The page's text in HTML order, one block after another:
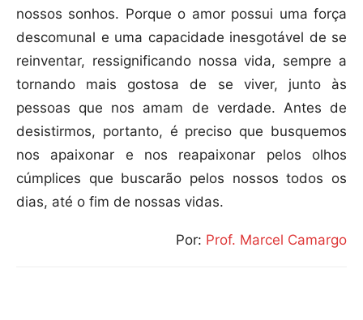
nossos sonhos. Porque o amor possui uma força
descomunal e uma capacidade inesgotável de se
reinventar, ressignificando nossa vida, sempre a
tornando mais gostosa de se viver, junto às
pessoas que nos amam de verdade. Antes de
desistirmos, portanto, é preciso que busquemos
nos apaixonar e nos reapaixonar pelos olhos
cúmplices que buscarão pelos nossos todos os
dias, até o fim de nossas vidas.
Por: Prof. Marcel Camargo